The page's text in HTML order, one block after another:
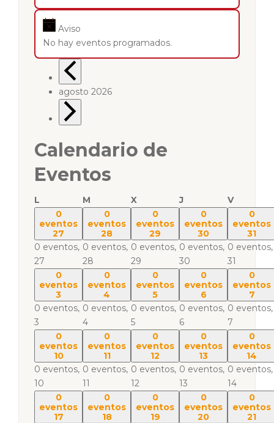
Aviso
No hay eventos programados.
agosto 2026
Calendario de
Eventos
L M X J
V
0
eventos
27
0 eventos,
27
0
eventos
28
0 eventos,
28
0
eventos
29
0 eventos,
29
0
eventos
30
0 eventos,
30
0
eventos
31
0 eventos,
31
0
eventos
3
0 eventos,
3
0
eventos
4
0 eventos,
4
0
eventos
5
0 eventos,
5
0
eventos
6
0 eventos,
6
0
eventos
7
0 eventos,
7
0
eventos
10
0 eventos,
10
0
eventos
11
0 eventos,
11
0
eventos
12
0 eventos,
12
0
eventos
13
0 eventos,
13
0
eventos
14
0 eventos,
14
0
eventos
17
0
eventos
18
0
eventos
19
0
eventos
20
0
eventos
21